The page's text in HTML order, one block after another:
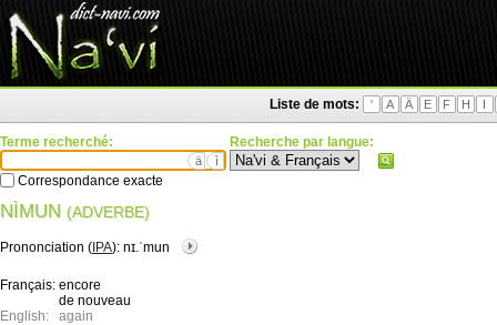
Liste de mots: ' A Ä E F H I
Terme recherché:
ä ì
Correspondance exacte
Recherche par langue:
NÌMUN (ADVERBE)
Prononciation ( IPA): nɪ.ˈmun
Français: encore
de nouveau
English:
again